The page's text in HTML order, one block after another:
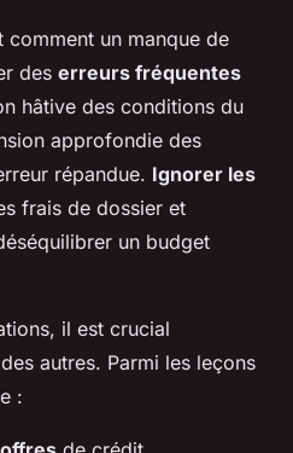
comment un manque de
des erreurs fréquentes
hâtive des conditions du
approfondie des
répandue. Ignorer les
frais de dossier et
un budget
il est crucial
autres. Parmi les leçons
: